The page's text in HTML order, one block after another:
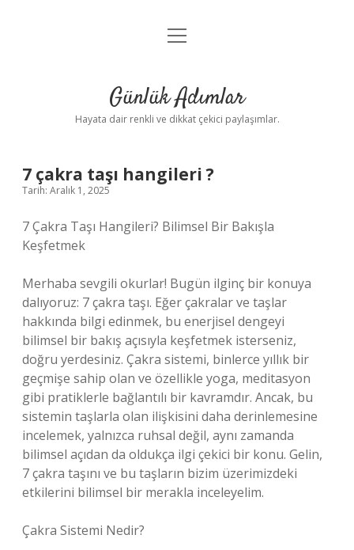
Anasayfa
Yasal Uyarı
menüyü
Günlük Adımlar
Hayata dair renkli ve dikkat çekici paylaşımlar.
7 çakra taşı hangileri ?
Tarih: Aralık 1, 2025
7 Çakra Taşı Hangileri? Bilimsel Bir Bakışla
Keşfetmek
Merhaba sevgili okurlar! Bugün ilginç bir konuya
dalıyoruz: 7 çakra taşı. Eğer çakralar ve taşlar
hakkında bilgi edinmek, bu enerjisel dengeyi
bilimsel bir bakış açısıyla keşfetmek isterseniz,
doğru yerdesiniz. Çakra sistemi, binlerce yıllık bir
geçmişe sahip olan ve özellikle yoga, meditasyon
gibi pratiklerle bağlantılı bir kavramdır. Ancak, bu
sistemin taşlarla olan ilişkisini daha derinlemesine
incelemek, yalnızca ruhsal değil, aynı zamanda
bilimsel açıdan da oldukça ilgi çekici bir konu. Gelin,
7 çakra taşını ve bu taşların bizim üzerimizdeki
etkilerini bilimsel bir merakla inceleyelim.
Çakra Sistemi Nedir?